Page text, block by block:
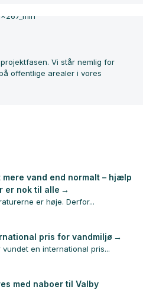
Vi står nemlig for
offentlige arealer i vores
vand end normalt – hjælp
er nok til alle
er høje. Derfor...
pris for vandmiljø
vundet en international pris...
med naboer til Valby